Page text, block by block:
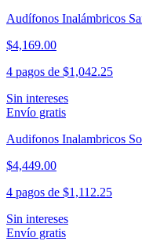
Audífonos Inalámbricos
$4,169.00
4 pagos de $1,042.25
Sin intereses
Envío gratis
Audifonos Inalambricos
$4,449.00
4 pagos de $1,112.25
Sin intereses
Envío gratis